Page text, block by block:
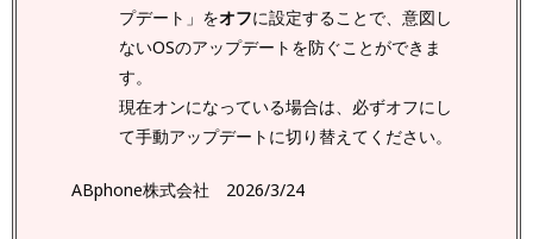
プデート」をオフに設定することで、意図し
ないOSのアップデートを防ぐことができま
す。
現在オンになっている場合は、必ずオフにし
て手動アップデートに切り替えてください。
ABphone株式会社 2026/3/24